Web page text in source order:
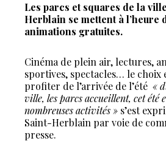
Les parcs et squares de la
Herblain se mettent à l’heure
animations gratuites.
Cinéma de plein air, lectures,
sportives, spectacles… le choix
profiter de l’arrivée de l’été «
ville, les parcs accueillent, cet été
nombreuses activités » s’est
Saint-Herblain par voie de
presse.